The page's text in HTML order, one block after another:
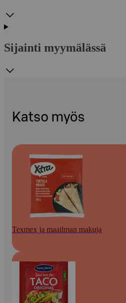
Sijainti myymälässä
Katso myös
Texmex ja maailman makuja